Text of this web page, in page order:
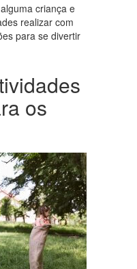
criança e
realizar com
para se divertir
os